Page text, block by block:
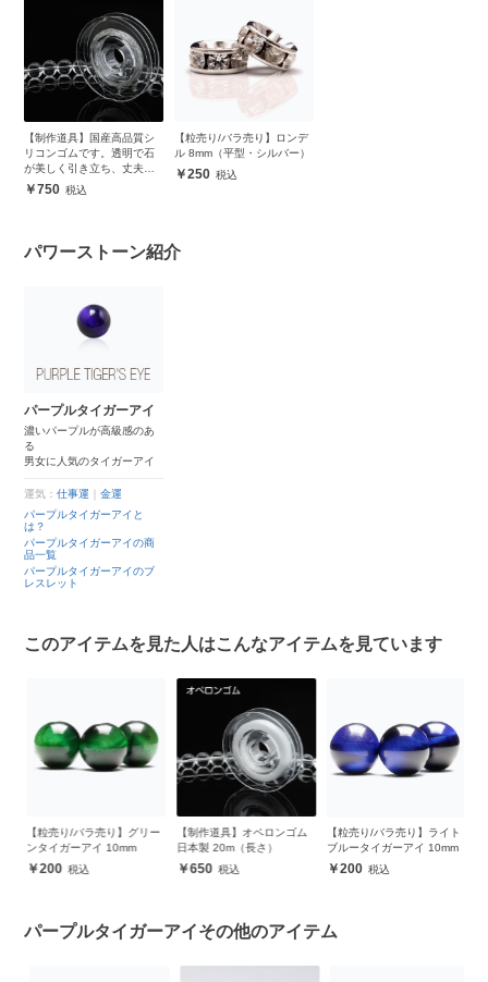
【制作道具】国産高品質シ
リコンゴムです。透明で石
が美しく引き立ち、丈夫で
安心750
【粒売り/バラ売り】ロンデ
ル 8mm（平型・シルバー）
250
パワーストーン紹介
パープルタイガーアイ
濃いパープルが高級感のあ
る
男女に人気のタイガーアイ
運気：仕事運 ｜金運
パープルタイガーアイと
は？
パープルタイガーアイの商
品一覧
パープルタイガーアイのブ
レスレット
このアイテムを見た人はこんなアイテムを見ています
【粒売り/バラ売り】グリー
ンタイガーアイ 10mm
200
【制作道具】オペロンゴム
日本製 20m（長さ）
650
【粒売り/バラ売り】ライト
ブルータイガーアイ 10mm
200
パープルタイガーアイその他のアイテム